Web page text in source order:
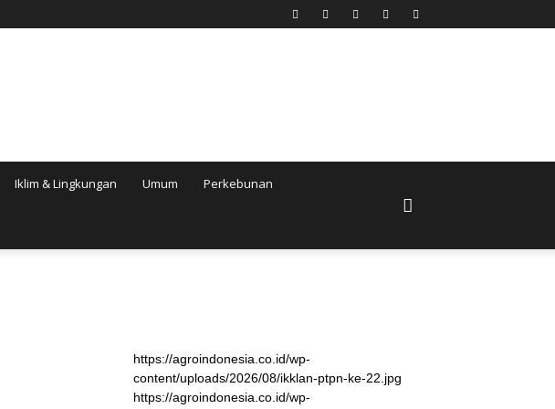
Iklim & Lingkungan Umum Perkebunan
https://agroindonesia.co.id/wp-
content/uploads/2026/08/ikklan-ptpn-ke-22.jpg
https://agroindonesia.co.id/wp-